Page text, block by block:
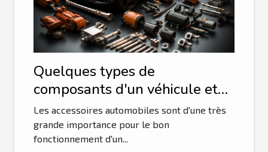
Quelques types de
composants d'un véhicule et
leurs avantages
Les accessoires automobiles sont d'une très
grande importance pour le bon
fonctionnement d'un...